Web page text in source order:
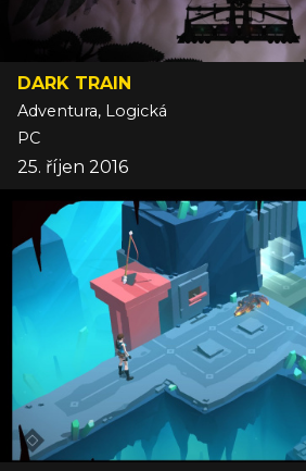
DARK TRAIN
Adventura, Logická
PC
25. říjen 2016